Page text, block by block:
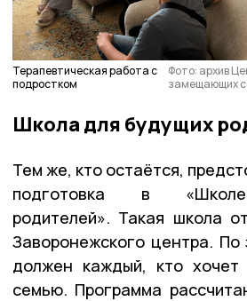
Терапевтическая работа с
подростком
Фото: архив
замещающих
Школа для будущих
Тем же, кто остаётся,
подготовка в
родителей». Такая школа
Заворонежского центра. По
должен каждый, кто хочет
семью. Программа